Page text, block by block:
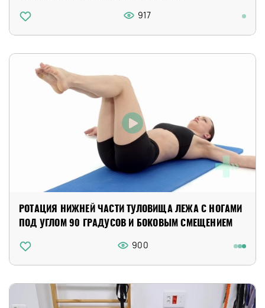
917
РОТАЦИЯ НИЖНЕЙ ЧАСТИ ТУЛОВИЩА ЛЕЖА С НОГАМИ
ПОД УГЛОМ 90 ГРАДУСОВ И БОКОВЫМ СМЕЩЕНИЕМ
900